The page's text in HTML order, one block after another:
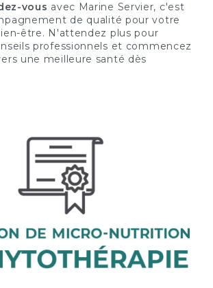
vous avec Marine Servier, c'est
de qualité pour votre
être. N'attendez plus pour
professionnels et commencez
une meilleure santé dès